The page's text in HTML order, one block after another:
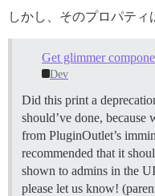
しかし、そのプロパティ
Get glimmer
Dev
Did this print a
should’ve done, because
from PluginOutlet’s
recommended that it
shown to admins in the UI
please let us know!